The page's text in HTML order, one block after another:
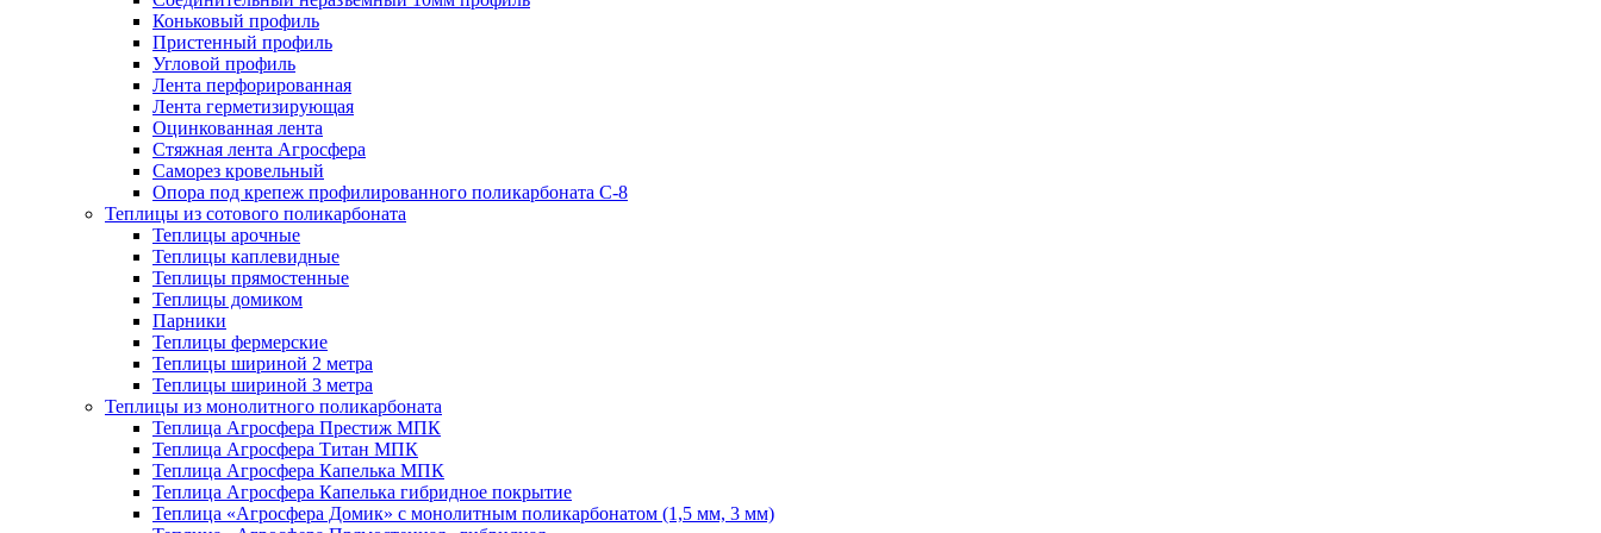
Коньковый профиль
Пристенный профиль
Угловой профиль
Лента перфорированная
Лента герметизирующая
Оцинкованная лента
Стяжная лента Агросфера
Саморез кровельный
Опора под крепеж профилированного поликарбоната С-8
Теплицы из сотового поликарбоната
Теплицы арочные
Теплицы каплевидные
Теплицы прямостенные
Теплицы домиком
Парники
Теплицы фермерские
Теплицы шириной 2 метра
Теплицы шириной 3 метра
Теплицы из монолитного поликарбоната
Теплица Агросфера Престиж МПК
Теплица Агросфера Титан МПК
Теплица Агросфера Капелька МПК
Теплица Агросфера Капелька гибридное покрытие
Теплица «Агросфера Домик» с монолитным поликарбонатом (1,5 мм, 3 мм)